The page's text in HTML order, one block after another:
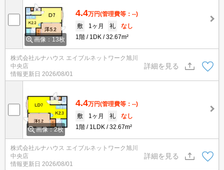
画像：13枚
4.4万円(管理費等：--)
敷
1ヶ月 礼
なし
1階
1DK 32.67m²
株式会社ルナハウス エイブルネットワーク旭川
中央店
情報更新日 2026/08/01
詳細を見る
画像：2枚
4.4万円(管理費等：--)
敷
1ヶ月 礼
なし
1階
1LDK 32.67m²
株式会社ルナハウス エイブルネットワーク旭川
中央店
情報更新日 2026/08/01
詳細を見る